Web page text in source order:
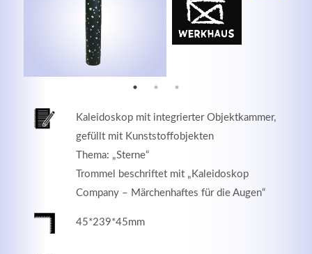
Kaleidoskop mit integrierter Objektkammer,
gefüllt mit Kunststoffobjekten
Thema: „Sterne“
Trommel beschriftet mit „Kaleidoskop
Company – Märchenhaftes für die Augen“
45*239*45mm